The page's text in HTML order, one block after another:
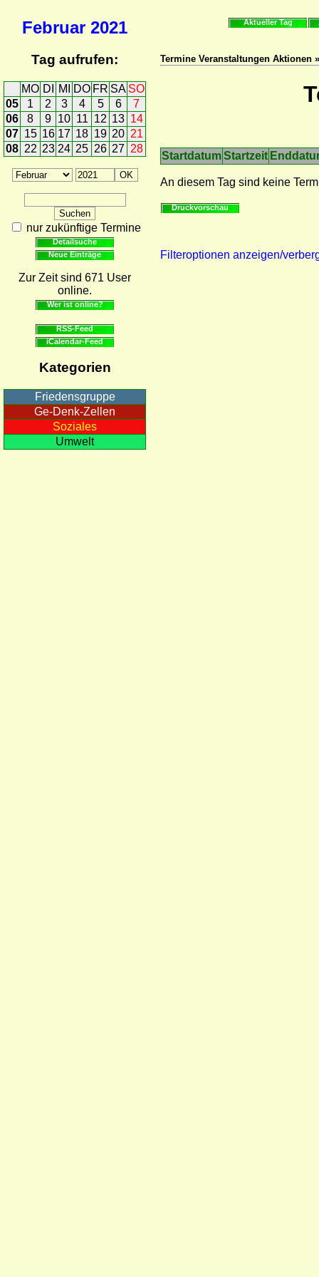
Februar 2021
Tag aufrufen:
MO DI MI DO FR SA SO
05
1 2 3 4 5 6
7
06
8 9 10 11 12 13 14
07 15 16 17 18 19 20 21
08 22 23 24 25 26 27 28
nur zukünftige Termine
Detailsuche
Neue Einträge
Zur Zeit sind 671 User
online.
Wer ist online?
RSS-Feed
iCalendar-Feed
Kategorien
Friedensgruppe
Ge-Denk-Zellen
Soziales
Umwelt
Aktueller Tag
Termine Veranstaltungen Aktionen
StartdatumStartzeit
An diesem Tag sind keine
Druckvorschau
Filteroptionen anzeigen/